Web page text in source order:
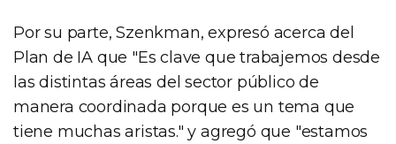
Por su parte, Szenkman, expresó acerca del
Plan de IA que "Es clave que trabajemos desde
las distintas áreas del sector público de
manera coordinada porque es un tema que
tiene muchas aristas." y agregó que "estamos